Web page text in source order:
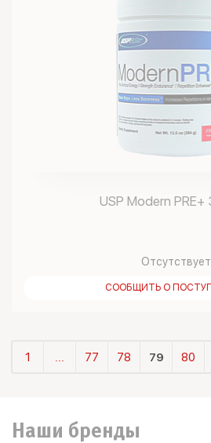
USP Modern PRE+
Отсутствует
СООБЩИТЬ О
1 ... 77 78 79 80
Наши бренды